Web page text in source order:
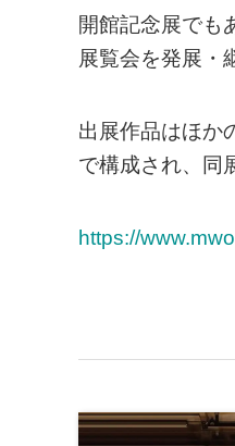
開館記念展でも
展覧会を発展・
出展作品はほか
で構成され、同
https://